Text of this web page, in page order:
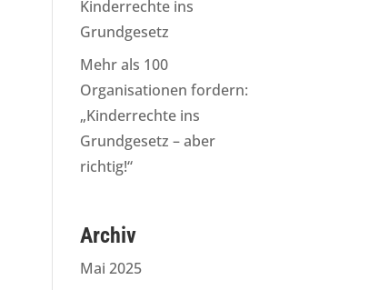
Kinderrechte ins
Grundgesetz
Mehr als 100
Organisationen fordern:
„Kinderrechte ins
Grundgesetz – aber
richtig!“
Archiv
Mai 2025